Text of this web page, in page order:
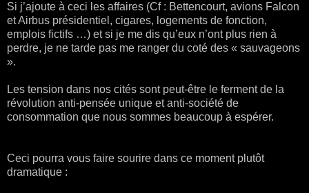
Si j’ajoute à ceci les affaires (Cf : Bettencourt, avions Falcon
et Airbus présidentiel, cigares, logements de fonction,
emplois fictifs …) et si je me dis qu’eux n’ont plus rien à
perdre, je ne tarde pas me ranger du coté des « sauvageons
».
Les tension dans nos cités sont peut-être le ferment de la
révolution anti-pensée unique et anti-société de
consommation que nous sommes beaucoup à espérer.
Ceci pourra vous faire sourire dans ce moment plutôt
dramatique :